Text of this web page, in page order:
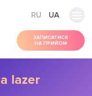
RU UA
ЗАПИСАТИСЯ
НА ПРИЙОМ
lazer